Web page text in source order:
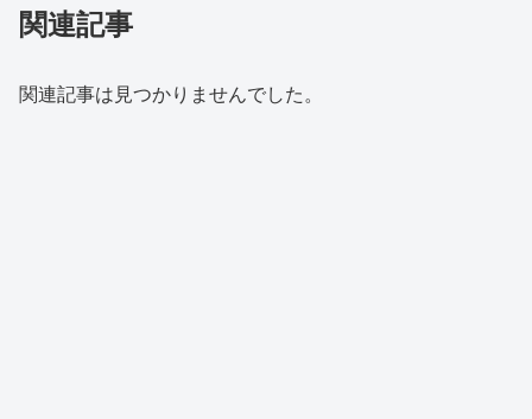
関連記事
関連記事は見つかりませんでした。